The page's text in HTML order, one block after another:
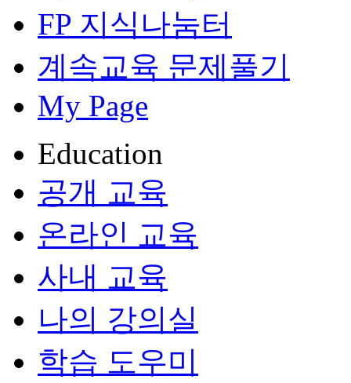
FP 지식나눔터
계속교육 문제풀기
My Page
Education
공개 교육
온라인 교육
사내 교육
나의 강의실
학습 도우미